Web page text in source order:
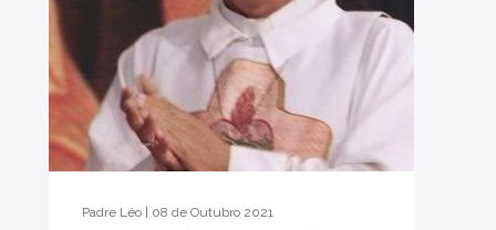
Padre Léo | 08 de Outubro 2021